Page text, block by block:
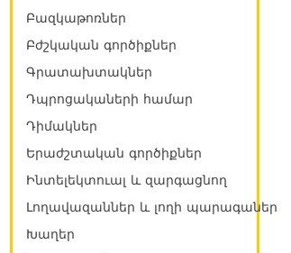
Բազկաթոռներ
Բժշկական գործիքներ
Գրատախտակներ
Դպրոցակաների համար
Դիմակներ
Երաժշտական գործիքներ
Ինտելեկտուալ և զարգացնող
Լողավազաններ և լողի պարագաներ
Խաղեր